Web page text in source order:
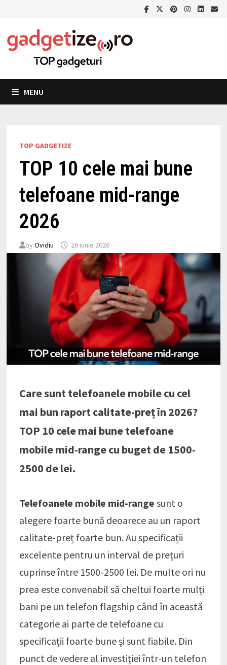
content
MENU
TOP GADGETIZE
TOP 10 cele mai bune
telefoane mid-range
2026
byOvidiu 26 iunie 2026
Care sunt telefoanele mobile cu cel
mai bun raport calitate-preț în 2026?
TOP 10 cele mai bune telefoane
mobile mid-range cu buget de 1500-
2500 de lei.
Telefoanele mobile mid-range sunt o
alegere foarte bună deoarece au un raport
calitate-preț foarte bun. Au specificații
excelente pentru un interval de prețuri
cuprinse între 1500-2500 lei. De multe ori nu
prea este convenabil să cheltui foarte mulți
bani pe un telefon flagship când în această
categorie ai parte de telefoane cu
specificații foarte bune și sunt fiabile. Din
punct de vedere al investiției într-un telefon